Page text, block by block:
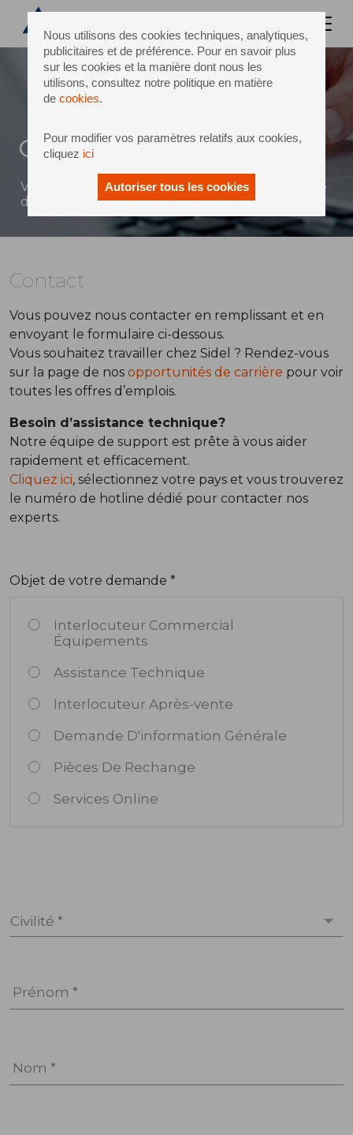
Nous utilisons des cookies techniques, analytiques,
publicitaires et de préférence. Pour en savoir plus
sur les cookies et la manière dont nous les
utilisons, consultez notre politique en matière
de cookies.
Pour modifier vos paramètres relatifs aux cookies,
cliquez ici
Autoriser tous les cookies
Contact
Vous pouvez envoyer un message à Sidel à l'aide
du formulaire ci-dessous
Contact
Vous pouvez nous contacter en remplissant et en
envoyant le formulaire ci-dessous.
Vous souhaitez travailler chez Sidel ? Rendez-vous
sur la page de nos opportunités de carrière pour voir
toutes les offres d’emplois.
Besoin d’assistance technique?
Notre équipe de support est prête à vous aider
rapidement et efficacement.
Cliquez ici, sélectionnez votre pays et vous trouverez
le numéro de hotline dédié pour contacter nos
experts.
Objet de votre demande *
Interlocuteur Commercial
Équipements
Assistance Technique
Interlocuteur Après-vente
Demande D'information Générale
Pièces De Rechange
Services Online
Civilité *
Prénom *
Nom *